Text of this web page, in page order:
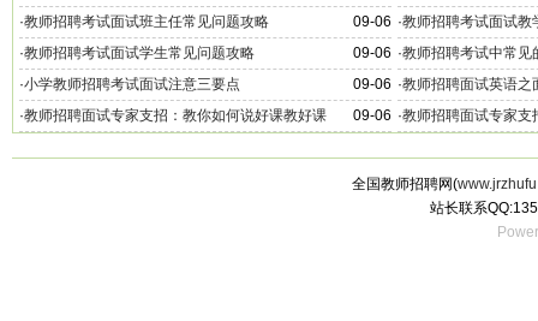
09-06
·教师招聘考试面试班主任常见问题攻略 ·教师招聘考试面试教
09-06
·教师招聘考试面试学生常见问题攻略 ·教师招聘考试中常见
09-06
·小学教师招聘考试面试注意三要点 ·教师招聘面试英语之
09-06
·教师招聘面试专家支招：教你如何说好课教好课 ·教师招聘面试专家支
全国教师招聘网(
站长联系